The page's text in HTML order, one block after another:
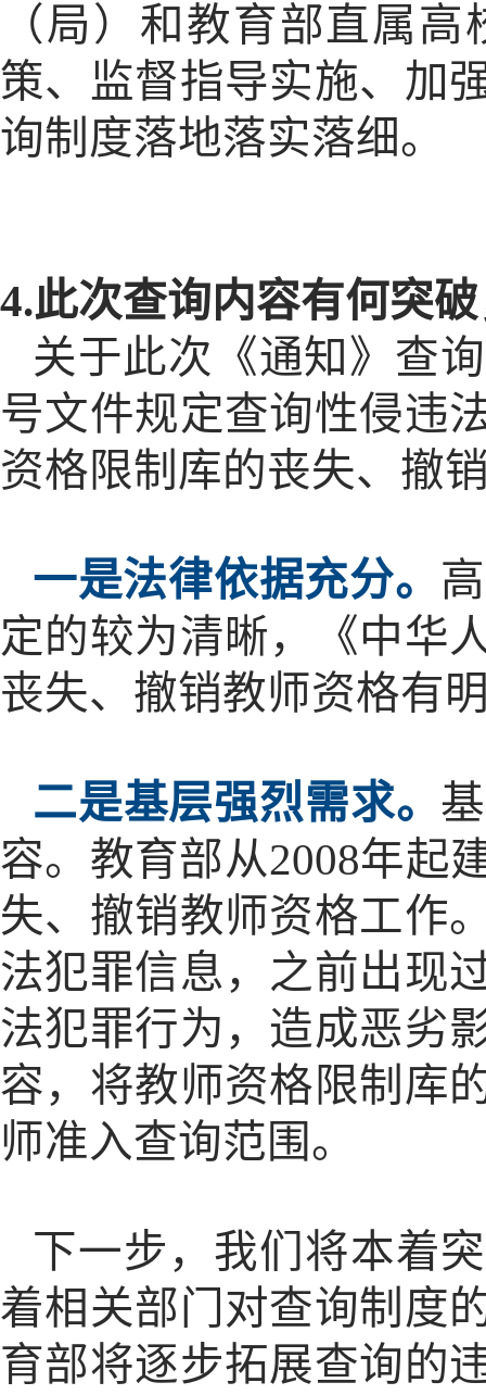
（局）和教育部直属
策、监督指导实施、加
询制度落地落实落细。
4.此次查询内容有何突
关于此次《通知》查
号文件规定查询性侵违
资格限制库的丧失、撤
一是法律依据充分。
定的较为清晰，《中华
丧失、撤销教师资格有
二是基层强烈需求。
容。教育部从2008年起
失、撤销教师资格工作
法犯罪信息，之前出现
法犯罪行为，造成恶劣
容，将教师资格限制库
师准入查询范围。
下一步，我们将本着
着相关部门对查询制度
育部将逐步拓展查询的